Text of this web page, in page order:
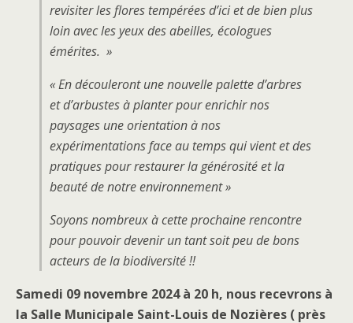
revisiter les flores tempérées d’ici et de bien plus
loin avec les yeux des abeilles, écologues
émérites. »
« En découleront une nouvelle palette d’arbres
et d’arbustes à planter pour enrichir nos
paysages une orientation à nos
expérimentations face au temps qui vient et des
pratiques pour restaurer la générosité et la
beauté de notre environnement »
Soyons nombreux à cette prochaine rencontre
pour pouvoir devenir un tant soit peu de bons
acteurs de la biodiversité !!
Samedi 09 novembre 2024 à 20 h, nous recevrons à
la Salle Municipale Saint-Louis de Nozières ( près